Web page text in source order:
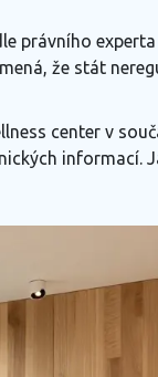
právního
že stát
center v
informací.